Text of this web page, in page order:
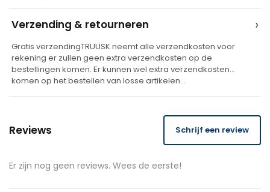
e
Verzending & retourneren ›
Gratis verzendingTRUUSK neemt alle verzendkosten voor
rekening er zullen geen extra verzendkosten op de
bestellingen komen. Er kunnen wel extra verzendkosten
komen op het bestellen van losse artikelen…
Reviews Schrijf een review
Er zijn nog geen reviews. Wees de eerste!